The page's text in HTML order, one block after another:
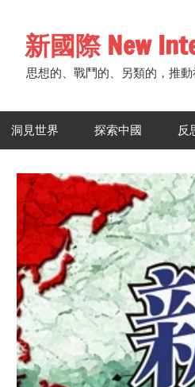
content新國際 New
思想的、戰鬥的、另類的，推
洞見世界 探索中國 反